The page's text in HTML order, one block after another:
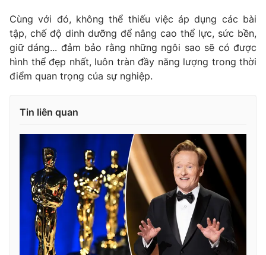
Cùng với đó, không thể thiếu việc áp dụng các bài
tập, chế độ dinh dưỡng để nâng cao thể lực, sức bền,
giữ dáng... đảm bảo rằng những ngôi sao sẽ có được
hình thể đẹp nhất, luôn tràn đầy năng lượng trong thời
điểm quan trọng của sự nghiệp.
Tin liên quan